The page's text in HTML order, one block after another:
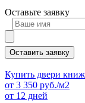
Оставьте заявку
Оставить заявку
Купить двери
от 3 350 руб./м2
от 12 дней